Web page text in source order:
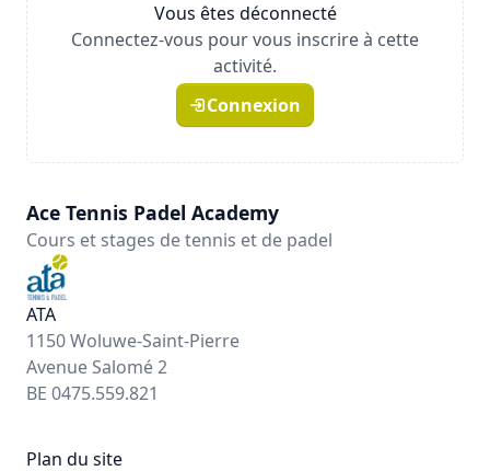
Vous êtes déconnecté
Connectez-vous pour vous inscrire à cette
activité.
Connexion
Ace Tennis Padel Academy
Cours et stages de tennis et de padel
ATA
1150 Woluwe-Saint-Pierre
Avenue Salomé 2
BE 0475.559.821
Plan du site